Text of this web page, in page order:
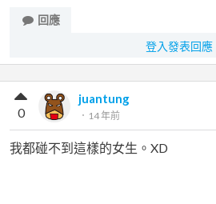
回應
登入發表回應
juantung
． 14 年前
0
我都碰不到這樣的女生。XD